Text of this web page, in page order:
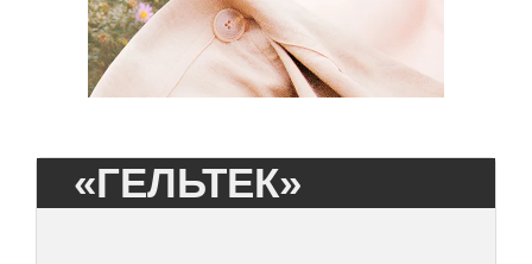
«ГЕЛЬТЕК»